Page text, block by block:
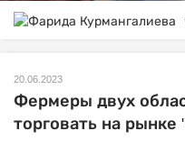
20.06.2023
Фермеры двух
торговать на рынке